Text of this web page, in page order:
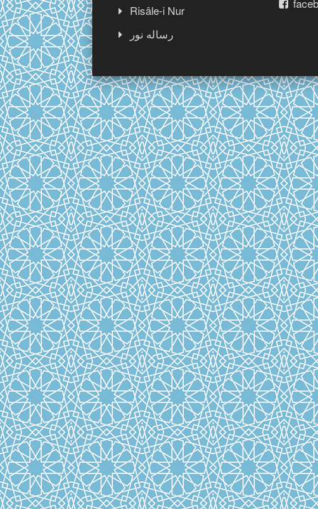
Risâle-i Nur
رساله نور